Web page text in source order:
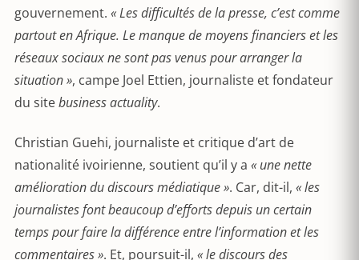
gouvernement. « Les difficultés de la presse, c’est comme
partout en Afrique. Le manque de moyens financiers et les
réseaux sociaux ne sont pas venus pour arranger la
situation », campe Joel Ettien, journaliste et fondateur
du sitebusiness actuality.
Christian Guehi, journaliste et critique d’art de
nationalité ivoirienne, soutient qu’il y a « une nette
amélioration du discours médiatique ». Car, dit-il, « les
journalistes font beaucoup d’efforts depuis un certain
temps pour faire la différence entre l’information et les
commentaires ». Et, poursuit-il, « le discours des